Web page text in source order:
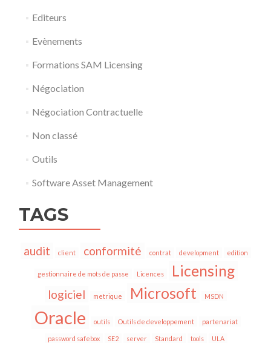
Editeurs
Evènements
Formations SAM Licensing
Négociation
Négociation Contractuelle
Non classé
Outils
Software Asset Management
TAGS
audit client conformité contrat development edition
gestionnaire de mots de passe Licences Licensing
logiciel metrique Microsoft MSDN
Oracle outils Outils de developpement partenariat
password safebox SE2 server Standard tools ULA